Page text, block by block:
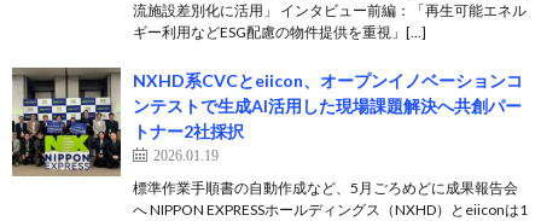
流施設差別化に活用」 インタビュー前編：「再生可能エネル
ギー利用などESG配慮の物件提供を重視」[…]
NXHD系CVCとeiicon、オープンイノベーションコ
ンテストで生成AI活用した現場課題解決へ共創パー
トナー2社採択
2026.01.19
標準作業手順書の自動作成など、5月ごろめどに成果報告会
へ NIPPON EXPRESSホールディングス（NXHD）とeiiconは1